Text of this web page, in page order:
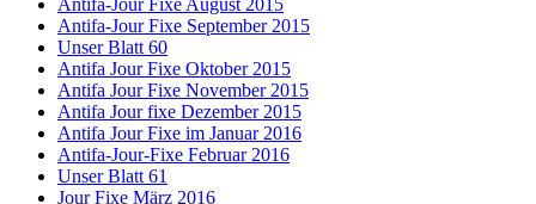
Antifa-Jour Fixe September 2015
Unser Blatt 60
Antifa Jour Fixe Oktober 2015
Antifa Jour Fixe November 2015
Antifa Jour fixe Dezember 2015
Antifa Jour Fixe im Januar 2016
Antifa-Jour-Fixe Februar 2016
Unser Blatt 61
Jour Fixe März 2016